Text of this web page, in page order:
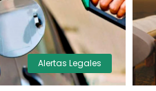
Alertas Legales